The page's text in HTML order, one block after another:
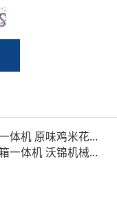
叠袋整列食品袋装装箱机
机械全自动跌落式装箱机